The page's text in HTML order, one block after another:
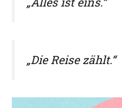
„Die Reise zählt.“